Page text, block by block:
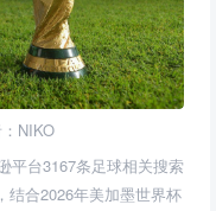
NIKO
平台3167条足球相关搜索
结合2026年美加墨世界杯